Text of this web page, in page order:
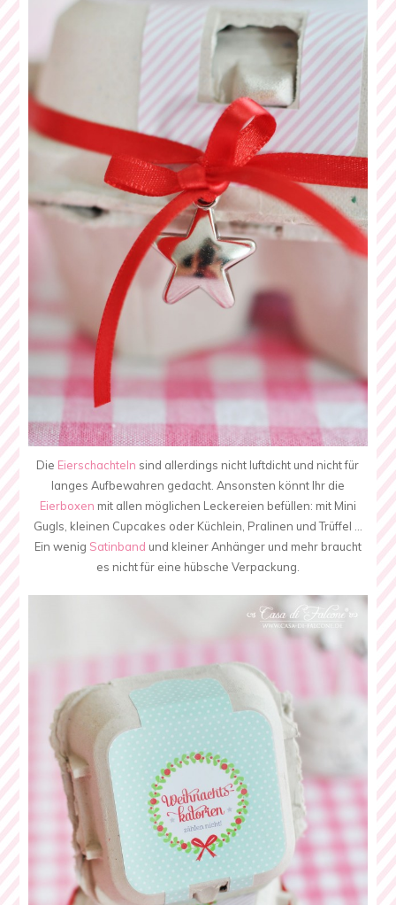
Die Eierschachtelnsind allerdings nicht luftdicht und nicht für
langes Aufbewahren gedacht. Ansonsten könnt Ihr die
Eierboxen mit allen möglichen Leckereien befüllen: mit Mini
Gugls, kleinen Cupcakes oder Küchlein, Pralinen und Trüffel …
Ein wenig Satinband und kleiner Anhänger und mehr braucht
es nicht für eine hübsche Verpackung.